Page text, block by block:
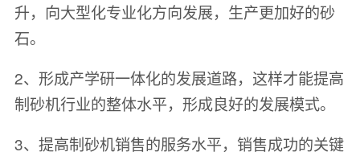
升，向大型化专业化方向发展，生产更加好的砂
石。
2、形成产学研一体化的发展道路，这样才能提高
制砂机行业的整体水平，形成良好的发展模式。
3、提高制砂机销售的服务水平，销售成功的关键